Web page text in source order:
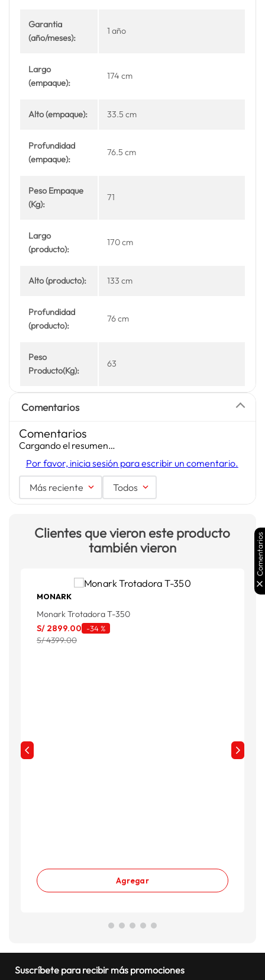
Garantia
(año/meses):
1 año
Largo
(empaque):
174 cm
Alto (empaque): 33.5 cm
Profundidad
(empaque):
76.5 cm
Peso Empaque
(Kg):
71
Largo
(producto):
170 cm
Alto (producto): 133 cm
Profundidad
(producto):
76 cm
Peso
Producto(Kg):
63
Comentarios
Comentarios
Cargando el resumen…
Por favor, inicia sesión para escribir un comentario.
Más reciente Todos
Clientes que vieron este producto
también vieron
MONARK
Monark Trotadora T-350
S/ 2899.00 -34 %
S/ 4399.00
Agregar
Suscríbete para recibir más promociones
Comentarios